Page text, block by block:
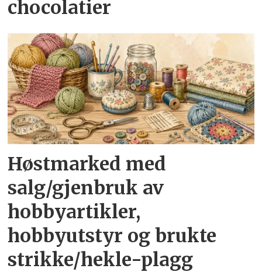
chocolatier
Høstmarked med
salg/gjenbruk av
hobbyartikler,
hobbyutstyr og brukte
strikke/hekle-plagg